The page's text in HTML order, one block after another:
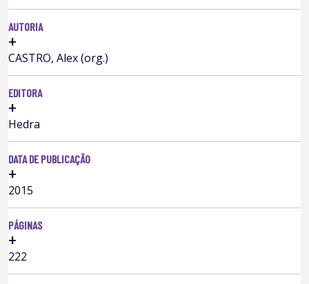
AUTORIA
+
CASTRO, Alex (org.)
EDITORA
+
Hedra
DATA DE PUBLICAÇÃO
+
2015
PÁGINAS
+
222